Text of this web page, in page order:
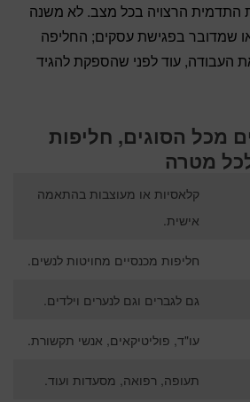
התדמית הרצויה בכל מצב. לא משנה
שמדובר בפגישת עסקים; החליפה
העבודה, עוד לפני שהספקת להגיד
מכל הסוגים, חליפות
מטרה
קלאסיות או מעוצבות בהתאמה
אישית.
חליפות מכנסיים מחויטות לנשים.
גם לגברים וגם לנערים וילדים.
עו"ד, פוליטיקאים, אנשי תקשורת.
תעופה, רפואה, מסעדות ועוד.